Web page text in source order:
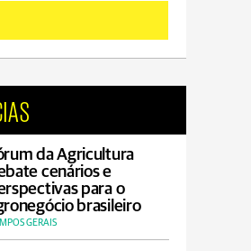
da Agricultura
cenários e
para o
brasileiro
GERAIS